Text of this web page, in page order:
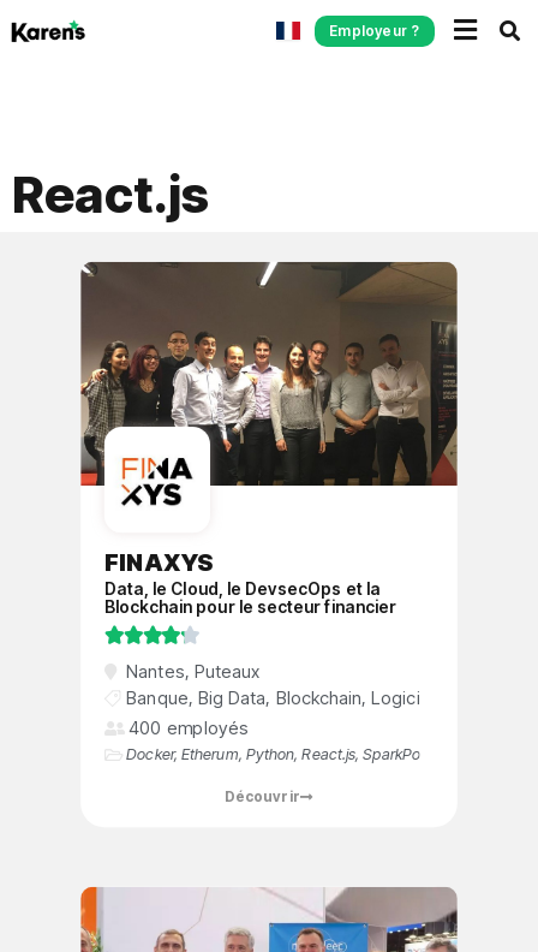
Employeur ?
React.js
FINAXYS
Data, le Cloud, le DevsecOps et la
Blockchain pour le secteur financier

Nantes, Puteaux
Banque, Big Data, Blockchain,Logiciels
400 employés
Docker,Etherum, Python,React.js,SparkPost
Découvrir